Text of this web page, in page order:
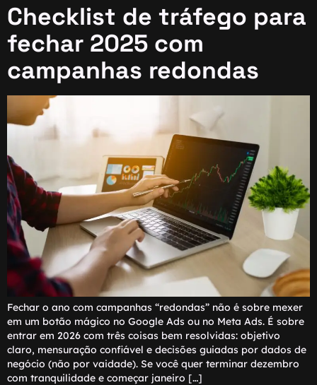
Checklist de tráfego para
fechar 2025 com
campanhas redondas
Fechar o ano com campanhas “redondas” não é sobre mexer
em um botão mágico no Google Ads ou no Meta Ads. É sobre
entrar em 2026 com três coisas bem resolvidas: objetivo
claro, mensuração confiável e decisões guiadas por dados de
negócio (não por vaidade). Se você quer terminar dezembro
com tranquilidade e começar janeiro […]